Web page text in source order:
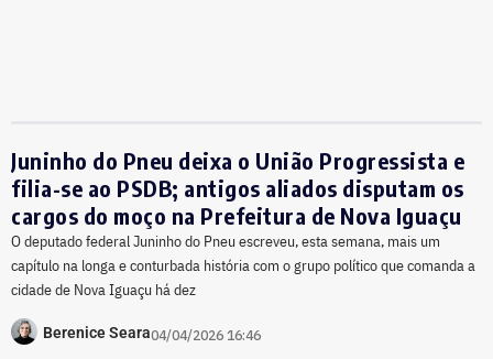
Juninho do Pneu deixa o União Progressista e
filia-se ao PSDB; antigos aliados disputam os
cargos do moço na Prefeitura de Nova Iguaçu
O deputado federal Juninho do Pneu escreveu, esta semana, mais um
capítulo na longa e conturbada história com o grupo político que comanda a
cidade de Nova Iguaçu há dez
Berenice Seara04/04/2026 16:46